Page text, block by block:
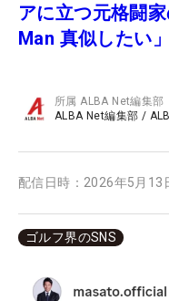
アに立つ元格闘
Man 真似したい
所属ALBA Net編集部
ALBA Net編集部 /
配信日時： 2026年5月13
ゴルフ界のSNS